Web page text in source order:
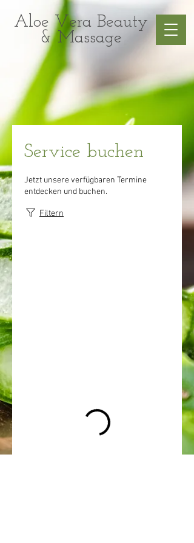
Aloe Vera Beauty
& Massage
Service buchen
Jetzt unsere verfügbaren Termine
entdecken und buchen.
Filtern